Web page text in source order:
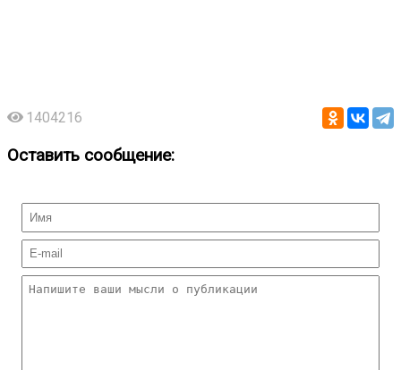
1404216
Оставить сообщение: